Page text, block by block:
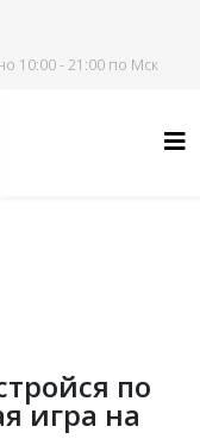
10:00 - 21:00 по Мск
по
игра на